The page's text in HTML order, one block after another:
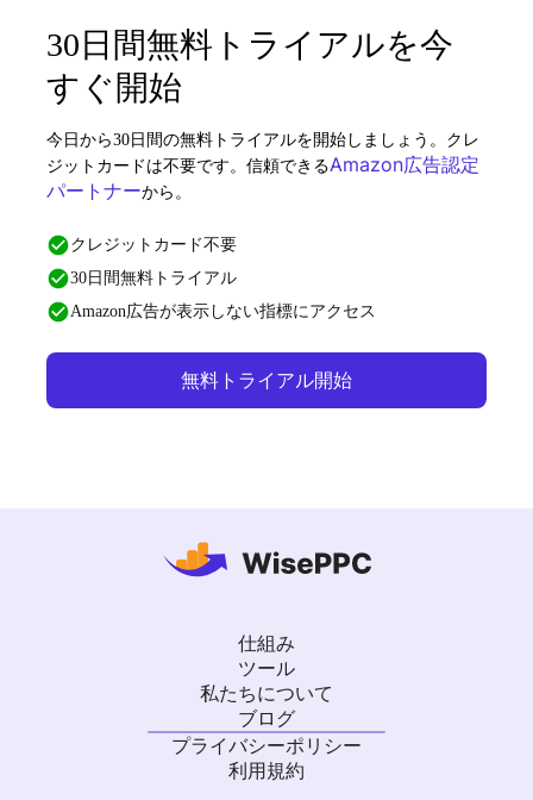
30日間無料トライアルを今
すぐ開始
今日から30日間の無料トライアルを開始しましょう。クレ
ジットカードは不要です。信頼できるAmazon広告認定
パートナーから。
クレジットカード不要
30日間無料トライアル
Amazon広告が表示しない指標にアクセス
無料トライアル開始
仕組み
ツール
私たちについて
ブログ
プライバシーポリシー
利用規約